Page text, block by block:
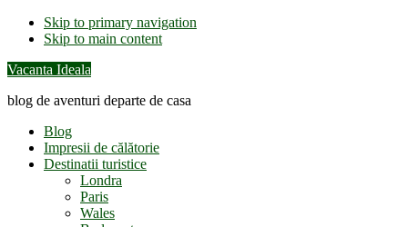
Skip to primary navigation
Skip to main content
Vacanta Ideala
blog de aventuri departe de casa
Blog
Impresii de călătorie
Destinatii turistice
Londra
Paris
Wales